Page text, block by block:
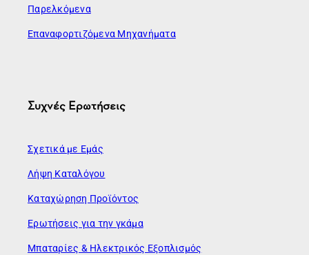
Παρελκόμενα
Επαναφορτιζόμενα Μηχανήματα
Συχνές Ερωτήσεις
Σχετικά με Εμάς
Λήψη Καταλόγου
Καταχώρηση Προϊόντος
Ερωτήσεις για την γκάμα
Μπαταρίες & Ηλεκτρικός Εξοπλισμός